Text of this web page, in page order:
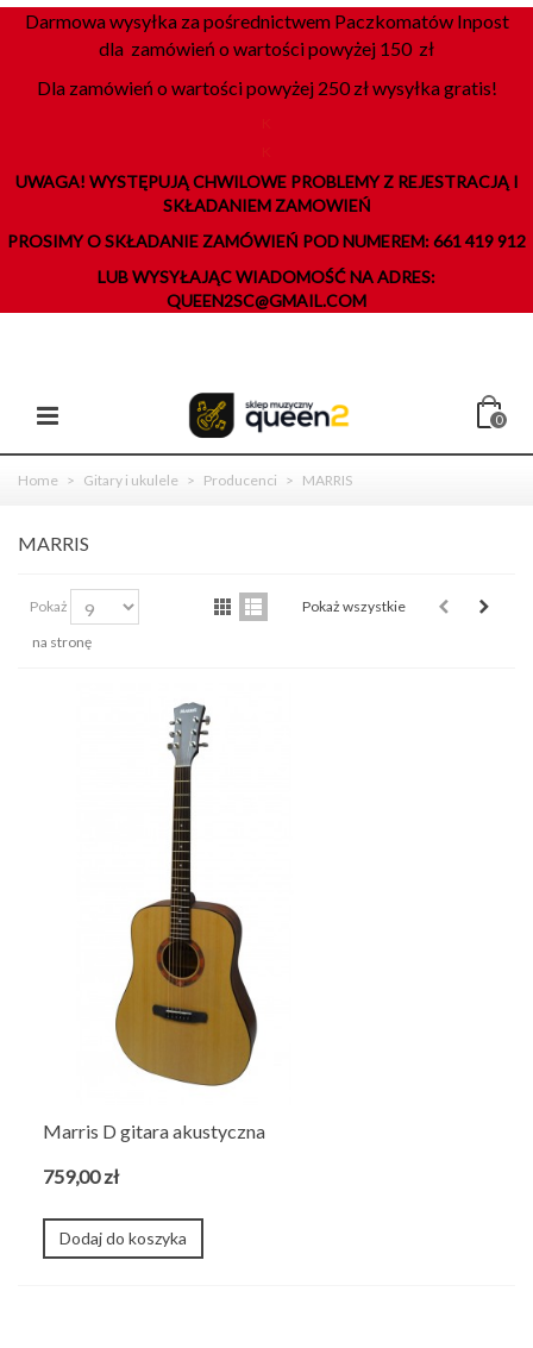
Darmowa wysyłka za pośrednictwem Paczkomatów Inpost
dla zamówień o wartości powyżej 150 zł
Dla zamówień o wartości powyżej 250 zł wysyłka gratis!
UWAGA! WYSTĘPUJĄ CHWILOWE PROBLEMY Z REJESTRACJĄ I
SKŁADANIEM ZAMOWIEŃ
PROSIMY O SKŁADANIE ZAMÓWIEŃ POD NUMEREM: 661 419 912
LUB WYSYŁAJĄC WIADOMOŚĆ NA ADRES:
QUEEN2SC@GMAIL.COM
0
Home > Gitary i ukulele > Producenci > MARRIS
MARRIS
Pokaż
na stronę
Pokaż wszystkie
Marris D gitara akustyczna
759,00 zł
Dodaj do koszyka